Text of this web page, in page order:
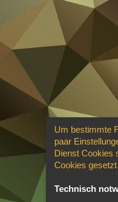
Um bestimmte
paar
Dienst Cookies
Cookies
Technisch